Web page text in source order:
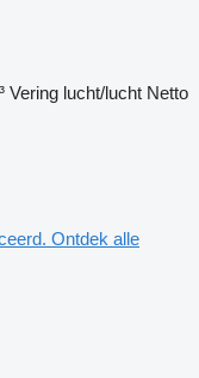
Vering lucht/lucht Netto
Ontdek alle